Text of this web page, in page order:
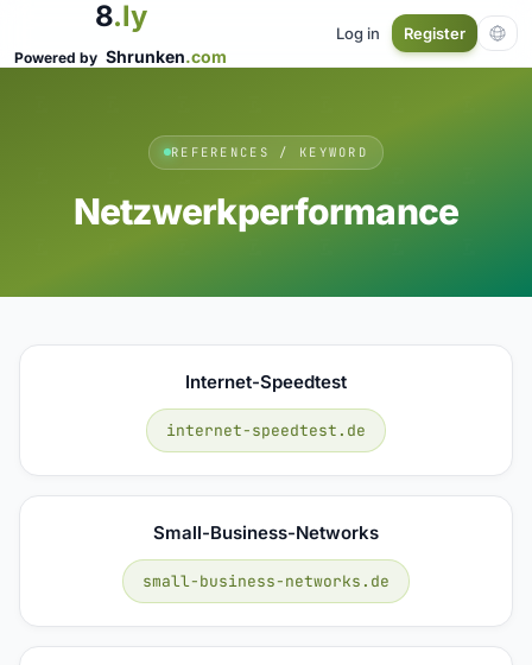
8.ly
Powered by Shrunken.com
Log in Register
REFERENCES / KEYWORD
Netzwerkperformance
Internet-Speedtest
internet-speedtest.de
Small-Business-Networks
small-business-networks.de